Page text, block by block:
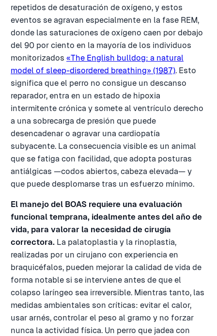
repetidos de desaturación de oxígeno, y estos
eventos se agravan especialmente en la fase REM,
donde las saturaciones de oxígeno caen por debajo
del 90 por ciento en la mayoría de los individuos
monitorizados «The English bulldog: a natural
model of sleep-disordered breathing» (1987). Esto
significa que el perro no consigue un descanso
reparador, entra en un estado de hipoxia
intermitente crónica y somete al ventrículo derecho
a una sobrecarga de presión que puede
desencadenar o agravar una cardiopatía
subyacente. La consecuencia visible es un animal
que se fatiga con facilidad, que adopta posturas
antiálgicas —codos abiertos, cabeza elevada— y
que puede desplomarse tras un esfuerzo mínimo.
El manejo del BOAS requiere una evaluación
funcional temprana, idealmente antes del año de
vida, para valorar la necesidad de cirugía
correctora. La palatoplastia y la rinoplastia,
realizadas por un cirujano con experiencia en
braquicéfalos, pueden mejorar la calidad de vida de
forma notable si se interviene antes de que el
colapso laríngeo sea irreversible. Mientras tanto, las
medidas ambientales son críticas: evitar el calor,
usar arnés, controlar el peso al gramo y no forzar
nunca la actividad física. Un perro que jadea con